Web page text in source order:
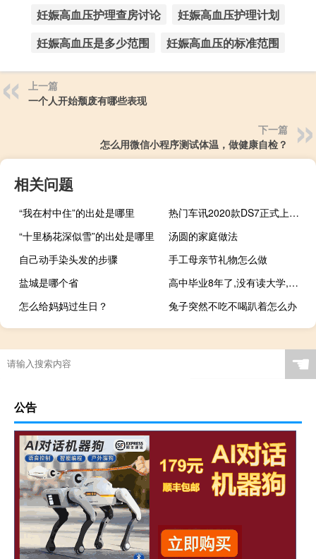
妊娠高血压护理查房讨论
妊娠高血压护理计划
妊娠高血压是多少范围
妊娠高血压的标准范围
上一篇
一个人开始颓废有哪些表现
下一篇
怎么用微信小程序测试体温，做健康自检？
相关问题
“我在村中住”的出处是哪里
热门车讯2020款DS7正式上市 售价20.89—31.99万元
“十里杨花深似雪”的出处是哪里
汤圆的家庭做法
自己动手染头发的步骤
手工母亲节礼物怎么做
盐城是哪个省
高中毕业8年了,没有读大学,档案在哪里?
怎么给妈妈过生日？
兔子突然不吃不喝趴着怎么办
☚
公告